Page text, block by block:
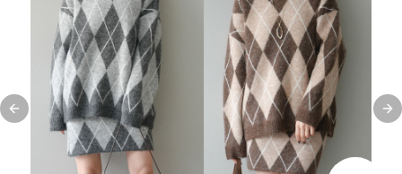
Previous slide